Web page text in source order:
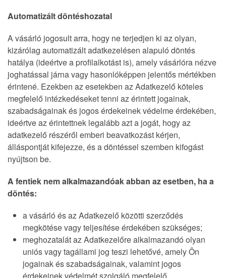
Automatizált döntéshozatal
A vásárló jogosult arra, hogy ne terjedjen ki az olyan,
kizárólag automatizált adatkezelésen alapuló döntés
hatálya (ideértve a profilalkotást is), amely vásárlóra nézve
joghatással járna vagy hasonlóképpen jelentős mértékben
érintené. Ezekben az esetekben az Adatkezelő köteles
megfelelő intézkedéseket tenni az érintett jogainak,
szabadságainak és jogos érdekeinek védelme érdekében,
ideértve az érintettnek legalább azt a jogát, hogy az
adatkezelő részéről emberi beavatkozást kérjen,
álláspontját kifejezze, és a döntéssel szemben kifogást
nyújtson be.
A fentiek nem alkalmazandóak abban az esetben, ha a
döntés:
a vásárló és az Adatkezelő közötti szerződés
megkötése vagy teljesítése érdekében szükséges;
meghozatalát az Adatkezelőre alkalmazandó olyan
uniós vagy tagállami jog teszi lehetővé, amely Ön
jogainak és szabadságainak, valamint jogos